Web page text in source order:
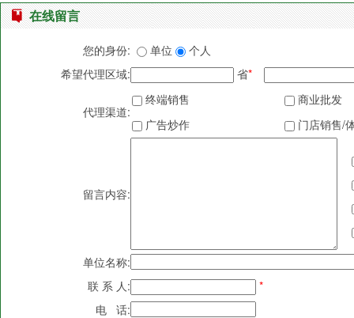
在线留言
您的身份: 单位
个人
希望代理区域:
省*
代理渠道:
终端销售
商业批发
广告炒作
门店销售/
留言内容:
单位名称:
联 系 人:
*
电 话: